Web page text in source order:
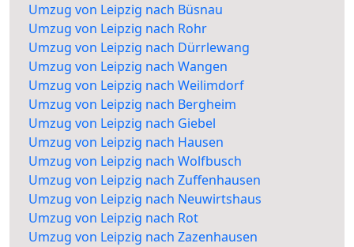
Umzug von Leipzig nach Büsnau
Umzug von Leipzig nach Rohr
Umzug von Leipzig nach Dürrlewang
Umzug von Leipzig nach Wangen
Umzug von Leipzig nach Weilimdorf
Umzug von Leipzig nach Bergheim
Umzug von Leipzig nach Giebel
Umzug von Leipzig nach Hausen
Umzug von Leipzig nach Wolfbusch
Umzug von Leipzig nach Zuffenhausen
Umzug von Leipzig nach Neuwirtshaus
Umzug von Leipzig nach Rot
Umzug von Leipzig nach Zazenhausen